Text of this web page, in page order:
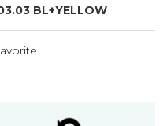
BL+YELLOW